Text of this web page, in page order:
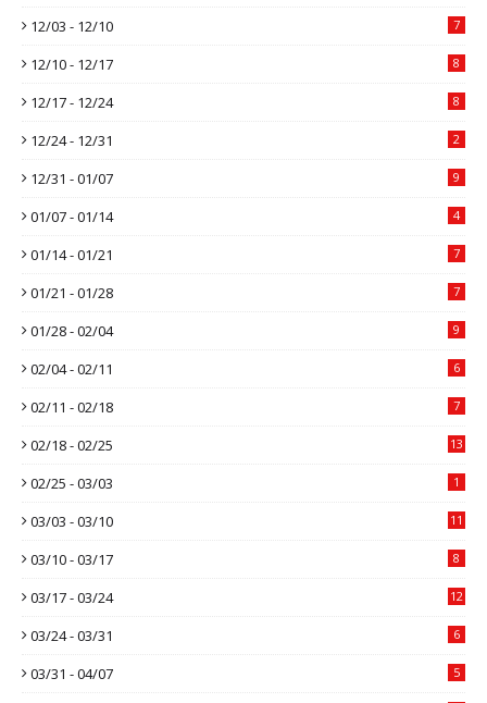
12/03 - 12/10 7
12/10 - 12/17 8
12/17 - 12/24 8
12/24 - 12/31 2
12/31 - 01/07 9
01/07 - 01/14 4
01/14 - 01/21 7
01/21 - 01/28 7
01/28 - 02/04 9
02/04 - 02/11 6
02/11 - 02/18 7
02/18 - 02/25 13
02/25 - 03/03 1
03/03 - 03/10 11
03/10 - 03/17 8
03/17 - 03/24 12
03/24 - 03/31 6
03/31 - 04/07 5